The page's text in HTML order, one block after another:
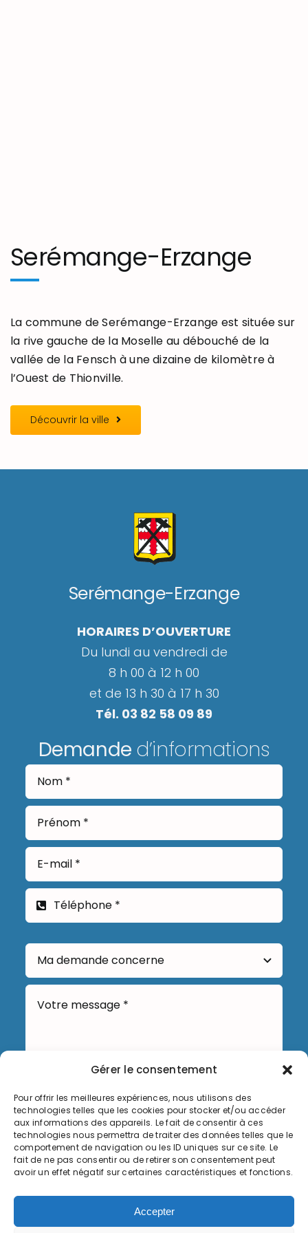
Gérer le consentement
Pour offrir les meilleures expériences, nous utilisons des
technologies telles que les cookies pour stocker et/ou accéder
aux informations des appareils. Le fait de consentir à ces
technologies nous permettra de traiter des données telles que le
comportement de navigation ou les ID uniques sur ce site. Le
fait de ne pas consentir ou de retirer son consentement peut
avoir un effet négatif sur certaines caractéristiques et fonctions.
Accepter
Serémange-Erzange
La commune de Serémange-Erzange est située sur
la rive gauche de la Moselle au débouché de la
vallée de la Fensch à une dizaine de kilomètre à
l’Ouest de Thionville.
Découvrir la ville
Serémange-Erzange
HORAIRES D’OUVERTURE
Du lundi au vendredi de
8 h 00 à 12 h 00
et de 13 h 30 à 17 h 30
Tél. 03 82 58 09 89
Demande d’informations
Envoyer
Informations légales
Politique de cookies (UE)